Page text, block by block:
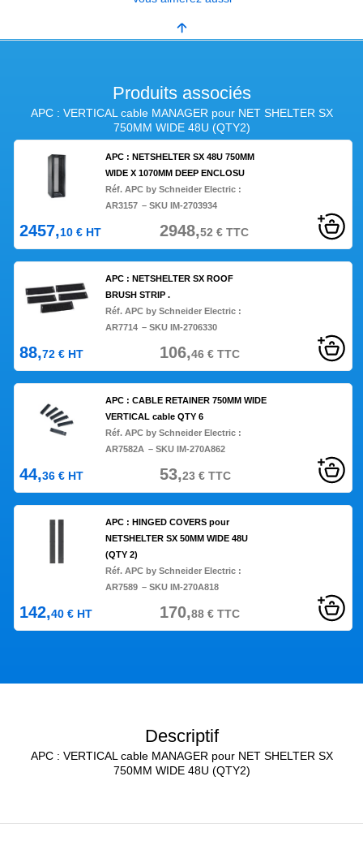
Produits associés
APC : VERTICAL cable MANAGER pour NET SHELTER SX
750MM WIDE 48U (QTY2)
APC : NETSHELTER SX 48U 750MM
WIDE X 1070MM DEEP ENCLOSU
Réf. APC by Schneider Electric :
AR3157 – SKU IM-2703934
2457,10 € HT 2948,52 €TTC
APC : NETSHELTER SX ROOF
BRUSH STRIP .
Réf. APC by Schneider Electric :
AR7714 – SKU IM-2706330
88,72 € HT 106,46€TTC
APC : CABLE RETAINER 750MM WIDE
VERTICAL cable QTY 6
Réf. APC by Schneider Electric :
AR7582A – SKU IM-270A862
44,36 € HT 53,23€TTC
APC : HINGED COVERS pour
NETSHELTER SX 50MM WIDE 48U
(QTY 2)
Réf. APC by Schneider Electric :
AR7589 – SKU IM-270A818
142,40 € HT 170,88€TTC
Descriptif
APC : VERTICAL cable MANAGER pour NET SHELTER SX
750MM WIDE 48U (QTY2)